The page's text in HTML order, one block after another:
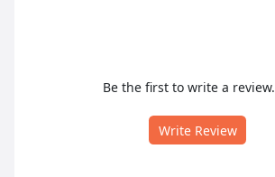
Be the first to write a review.
Write Review